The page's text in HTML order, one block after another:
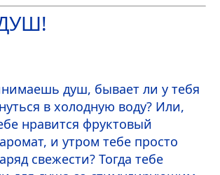
душ, бывает ли у тебя
в холодную воду? Или,
нравится фруктовый
и утром тебе просто
свежести? Тогда тебе